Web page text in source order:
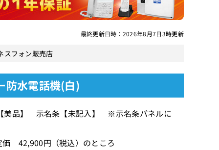
最終更新日時：2026年8月7日3時更新
スフォン販売店
防水電話機(白)
美品】 示名条【未記入】 ※示名条パネルに
価 42,900円（税込）のところ